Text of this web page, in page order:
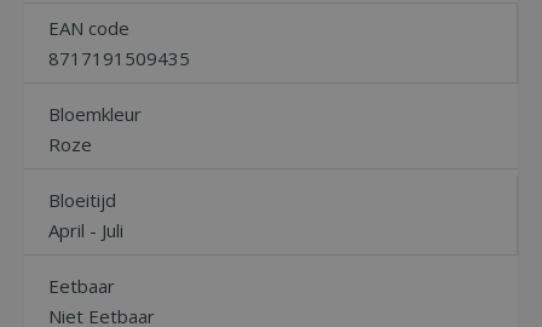
EAN code
8717191509435
Bloemkleur
Roze
Bloeitijd
April - Juli
Eetbaar
Niet Eetbaar